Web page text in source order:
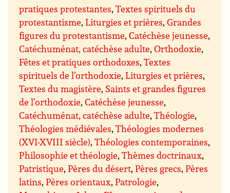
pratiques protestantes,Textes spirituels du
protestantisme,Liturgies et prières,Grandes
figures du protestantisme,Catéchèse jeunesse,
Catéchuménat, catéchèse adulte,Orthodoxie,
Fêtes et pratiques orthodoxes,Textes
spirituels de l’orthodoxie,Liturgies et prières,
Textes du magistère, Saints et grandes figures
de l’orthodoxie,Catéchèse jeunesse,
Catéchuménat, catéchèse adulte,Théologie,
Théologies médiévales,Théologies modernes
(XVI-XVIII siècle),Théologies contemporaines,
Philosophie et théologie,Thèmes doctrinaux,
Patristique,Pères du désert,Pères grecs,Pères
latins,Pères orientaux,Patrologie,